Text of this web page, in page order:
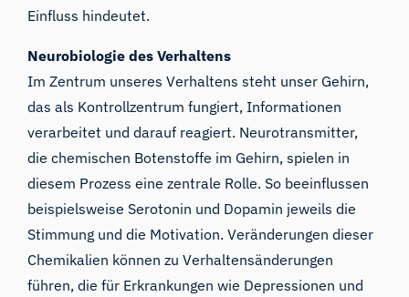
Einfluss hindeutet.
Neurobiologie des Verhaltens
Im Zentrum unseres Verhaltens steht unser Gehirn,
das als Kontrollzentrum fungiert, Informationen
verarbeitet und darauf reagiert. Neurotransmitter,
die chemischen Botenstoffe im Gehirn, spielen in
diesem Prozess eine zentrale Rolle. So beeinflussen
beispielsweise Serotonin und Dopamin jeweils die
Stimmung und die Motivation. Veränderungen dieser
Chemikalien können zu Verhaltensänderungen
führen, die für Erkrankungen wie Depressionen und